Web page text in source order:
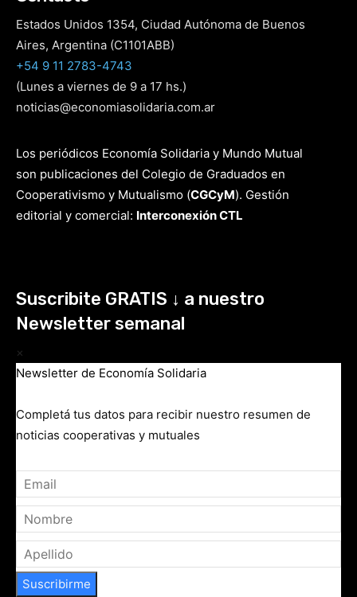
Estados Unidos 1354, Ciudad Autónoma de Buenos
Aires, Argentina (C1101ABB)
+54 9 11 2783-4743
(Lunes a viernes de 9 a 17 hs.)
noticias@economiasolidaria.com.ar
Los periódicos Economía Solidaria y Mundo Mutual
son publicaciones del Colegio de Graduados en
Cooperativismo y Mutualismo (CGCyM). Gestión
editorial y comercial: Interconexión CTL
Suscribite GRATIS ↓ a nuestro
Newsletter semanal
×
Newsletter de Economía Solidaria
Completá tus datos para recibir nuestro resumen de
noticias cooperativas y mutuales
Suscribirme